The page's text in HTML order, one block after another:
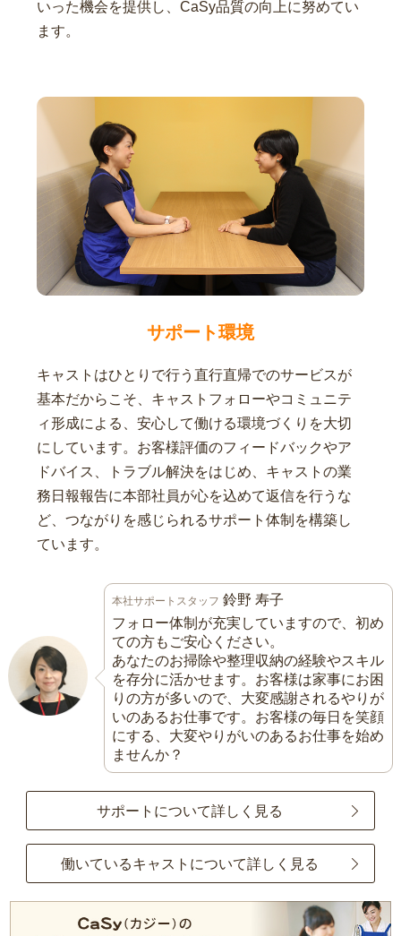
いった機会を提供し、CaSy品質の向上に努めてい
ます。
サポート環境
キャストはひとりで行う直行直帰でのサービスが
基本だからこそ、キャストフォローやコミュニテ
ィ形成による、安心して働ける環境づくりを大切
にしています。お客様評価のフィードバックやア
ドバイス、トラブル解決をはじめ、キャストの業
務日報報告に本部社員が心を込めて返信を行うな
ど、つながりを感じられるサポート体制を構築し
ています。
本社サポートスタッフ 鈴野 寿子
フォロー体制が充実していますので、初め
ての方もご安心ください。
あなたのお掃除や整理収納の経験やスキル
を存分に活かせます。お客様は家事にお困
りの方が多いので、大変感謝されるやりが
いのあるお仕事です。お客様の毎日を笑顔
にする、大変やりがいのあるお仕事を始め
ませんか？
サポートについて詳しく見る
働いているキャストについて詳しく見る